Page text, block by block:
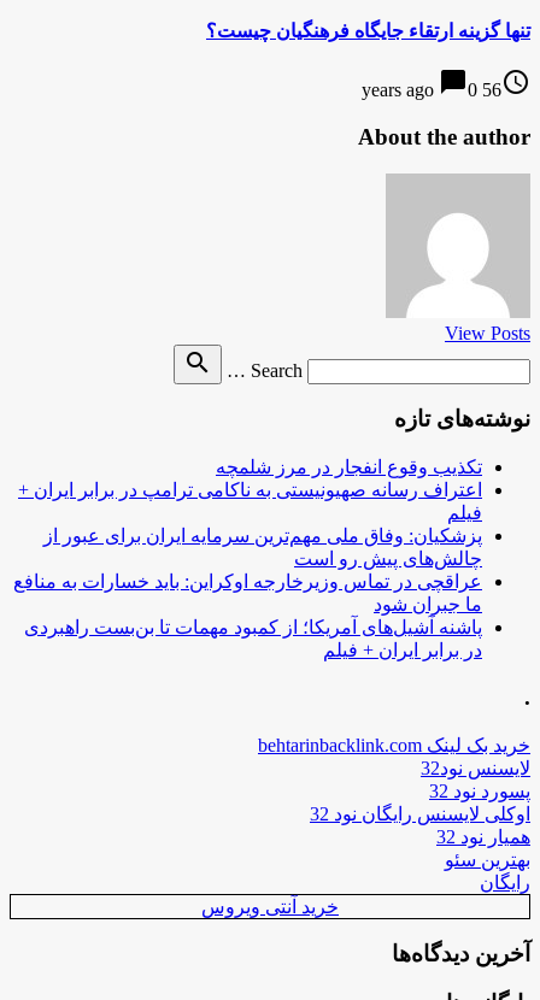
تنها گزینه ارتقاء جایگاه فرهنگیان چیست؟
access_time
56 years ago
chat_bubble0
About the author
View Posts
Search …
search
نوشته‌های تازه
تکذیب وقوع انفجار در مرز شلمچه
اعتراف رسانه صهیونیستی به ناکامی ترامپ در برابر ایران +
فیلم
پزشکیان: وفاق ملی مهم‌ترین سرمایه ایران برای عبور از
چالش‌های پیش رو است
عراقچی در تماس وزیرخارجه اوکراین: باید خسارات به منافع
ما جبران شود
پاشنه آشیل‌های آمریکا؛ از کمبود مهمات تا بن‌بست راهبردی
در برابر ایران + فیلم
.
خرید بک لینک behtarinbacklink.com
لایسنس نود32
پسورد نود 32
اوکلی لایسنس رایگان نود 32
همیار نود 32
بهترین سئو
رایگان
خرید آنتی ویروس
آخرین دیدگاه‌ها